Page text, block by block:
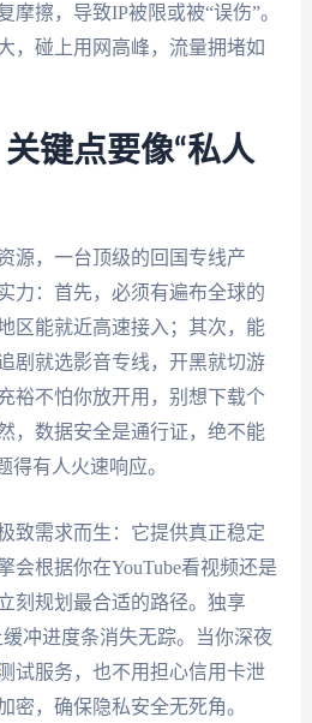
摩擦，导致IP被限或被“误伤”。
，碰上用网高峰，流量拥堵如
键点要像“私人
源，一台顶级的回国专线产
力：首先，必须有遍布全球的
区能就近高速接入；其次，能
剧就选影音专线，开黑就切游
裕不怕你放开用，别想下载个
，数据安全是通行证，绝不能
得有人火速响应。
致需求而生：它提供真正稳定
会根据你在YouTube看视频还是
刻规划最合适的路径。独享
冲进度条消失无踪。当你深夜
试服务，也不用担心信用卡泄
，确保隐私安全无死角。